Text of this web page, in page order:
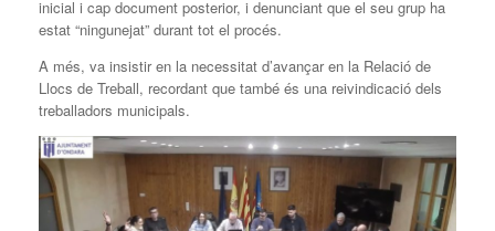
inicial i cap document posterior, i denunciant que el seu grup ha
estat “ningunejat” durant tot el procés.
A més, va insistir en la necessitat d’avançar en la Relació de
Llocs de Treball, recordant que també és una reivindicació dels
treballadors municipals.